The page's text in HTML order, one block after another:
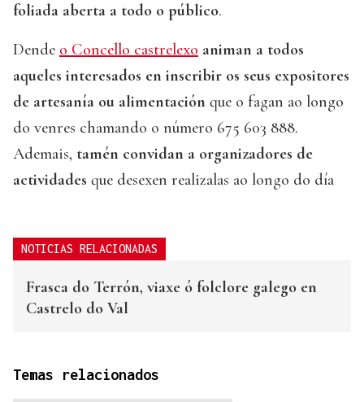
foliada aberta a todo o público.
Dende o Concello castrelexo animan a todos
aqueles interesados en inscribir os seus expositores
de artesanía ou alimentación que o fagan ao longo
do venres chamando o número 675 603 888.
Ademais, tamén convidan a organizadores de
actividades que desexen realizalas ao longo do día
NOTICIAS RELACIONADAS
Frasca do Terrón, viaxe ó folclore galego en
Castrelo do Val
Temas relacionados